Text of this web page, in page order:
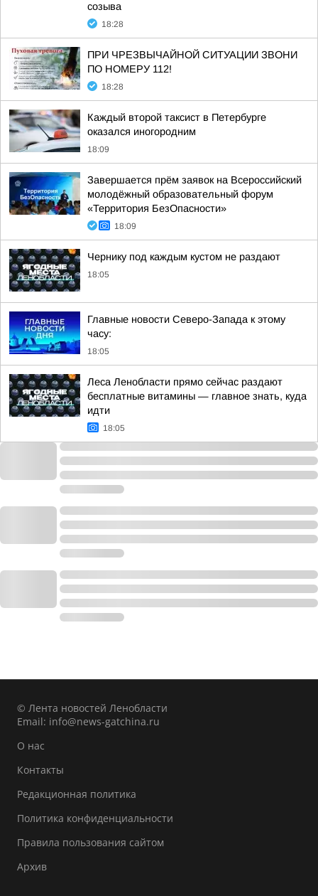
созыва
18:28
ПРИ ЧРЕЗВЫЧАЙНОЙ СИТУАЦИИ ЗВОНИ
ПО НОМЕРУ 112!
18:28
Каждый второй таксист в Петербурге
оказался иногородним
18:09
Завершается прём заявок на Всероссийский
молодёжный образовательный форум
«Территория БезОпасности»
18:09
Чернику под каждым кустом не раздают
18:05
Главные новости Северо-Запада к этому
часу:
18:05
Леса Ленобласти прямо сейчас раздают
бесплатные витамины — главное знать, куда
идти
18:05
© Лента новостей Ленобласти
Email: info@news-gatchina.ru
О нас
Контакты
Редакционная политика
Политика конфиденциальности
Правила пользования сайтом
Архив